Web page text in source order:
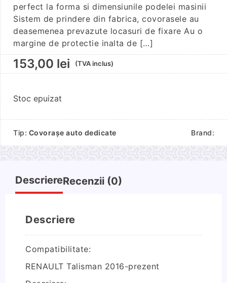
perfect la forma si dimensiunile podelei masinii
Sistem de prindere din fabrica, covorasele au
deasemenea prevazute locasuri de fixare Au o
margine de protectie inalta de […]
153,00 lei (TVA inclus)
Stoc epuizat
Tip: Covorașe auto dedicate Brand:
DescriereRecenzii (0)
Descriere
Compatibilitate:
RENAULT Talisman 2016-prezent